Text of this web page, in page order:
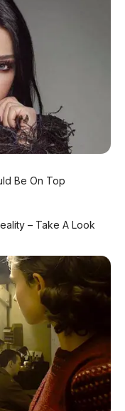
ANDA
Setara
85,6
di
atau Kena
Global
Kompak
Snapdragon
Be On Top
– Take A Look